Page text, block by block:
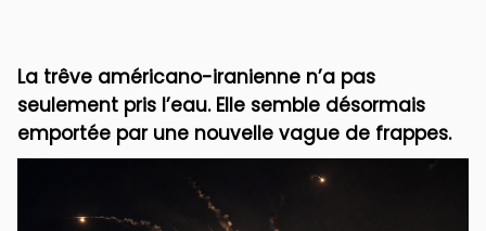
La trêve américano-iranienne n’a pas
seulement pris l’eau. Elle semble désormais
emportée par une nouvelle vague de frappes.